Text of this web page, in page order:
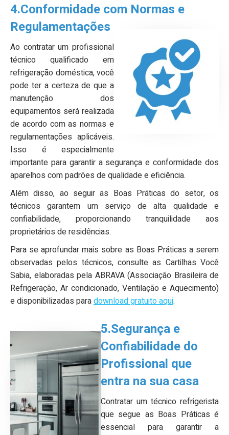
4.Conformidade com Normas e
Regulamentações
Ao contratar um profissional
técnico qualificado em
refrigeração doméstica, você
pode ter a certeza de que a
manutenção dos
equipamentos será realizada
de acordo com as normas e
regulamentações aplicáveis.
Isso é especialmente
importante para garantir a segurança e conformidade dos
aparelhos com padrões de qualidade e eficiência.
Além disso, ao seguir as Boas Práticas do setor, os
técnicos garantem um serviço de alta qualidade e
confiabilidade, proporcionando tranquilidade aos
proprietários de residências.
Para se aprofundar mais sobre as Boas Práticas a serem
observadas pelos técnicos, consulte as Cartilhas Você
Sabia, elaboradas pela ABRAVA (Associação Brasileira de
Refrigeração, Ar condicionado, Ventilação e Aquecimento)
e disponibilizadas paradownload gratuito aqui.
5.Segurança e
Confiabilidade do
Profissional que
entra na sua casa
Contratar um técnico refrigerista
que segue as Boas Práticas é
essencial para garantir a